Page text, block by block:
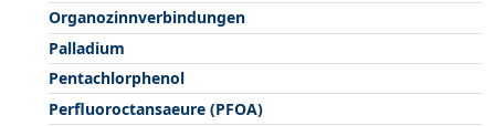
Organozinnverbindungen
Palladium
Pentachlorphenol
Perfluoroctansaeure (PFOA)